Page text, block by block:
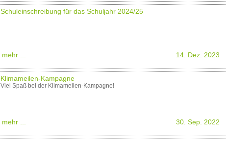
Schuleinschreibung für das Schuljahr 2024/25
mehr ... 14. Dez. 2023
Klimameilen-Kampagne
Viel Spaß bei der Klimameilen-Kampagne!
mehr ... 30. Sep. 2022